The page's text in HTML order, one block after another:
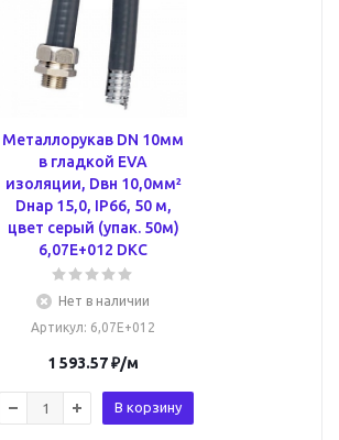
Металлорукав DN 10мм
в гладкой EVA
изоляции, Dвн 10,0мм²
Dнар 15,0, IP66, 50 м,
цвет серый (упак. 50м)
6,07E+012 DKC
Нет в наличии
Артикул: 6,07E+012
1 593.57₽/м
В корзину